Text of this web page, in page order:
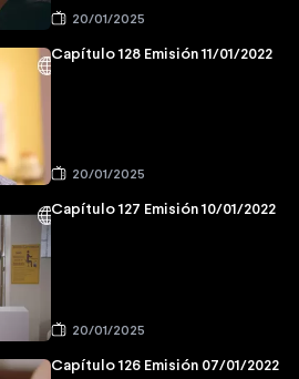
20/01/2025
Capítulo 128 Emisión 11/01/2022
20/01/2025
Capítulo 127 Emisión 10/01/2022
20/01/2025
Capítulo 126 Emisión 07/01/2022